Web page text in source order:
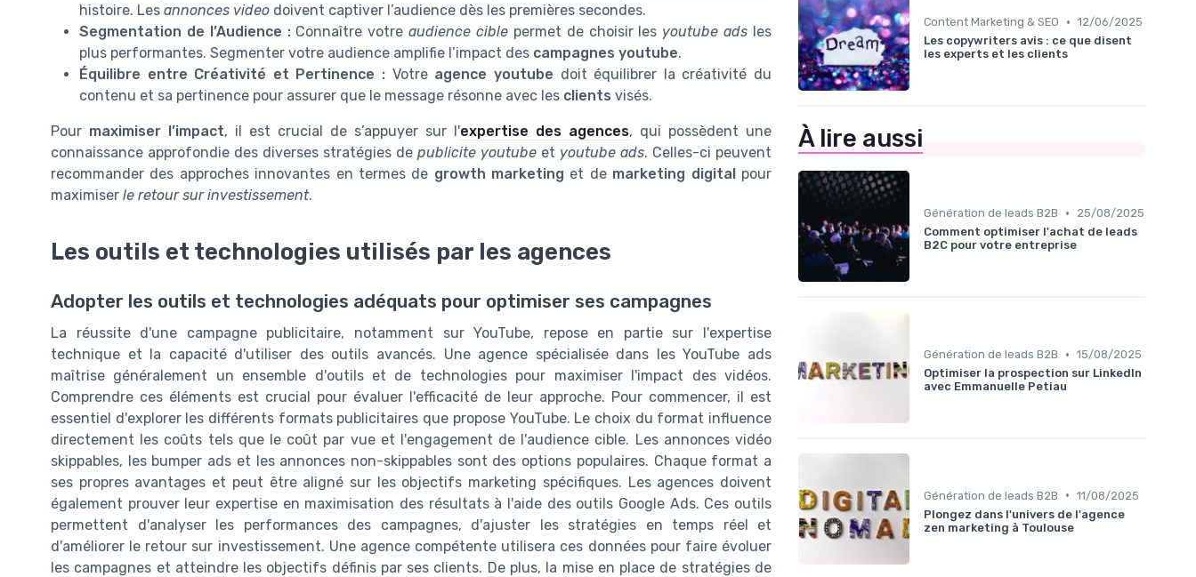
histoire. Les annonces video doivent captiver l’audience dès les premières secondes.
Segmentation de l’Audience : Connaître votreaudience cible permet de choisir les youtube ads les
plus performantes. Segmenter votre audience amplifie l’impact des campagnes youtube.
Équilibre entre Créativité et Pertinence : Votre agence youtube doit équilibrer la créativité du
contenu et sa pertinence pour assurer que le message résonne avec les clients visés.
Pour maximiser l’impact, il est crucial de s’appuyer sur l'expertise des agences, qui possèdent une
connaissance approfondie des diverses stratégies de publicite youtube et youtube ads. Celles-ci peuvent
recommander des approches innovantes en termes de growth marketing et de marketing digitalpour
maximiser le retour sur investissement.
Les outils et technologies utilisés par les agences
Adopter les outils et technologies adéquats pour optimiser ses campagnes
La réussite d'une campagne publicitaire, notamment sur YouTube, repose en partie sur l'expertise
technique et la capacité d'utiliser des outils avancés. Une agence spécialisée dans les YouTube ads
maîtrise généralement un ensemble d'outils et de technologies pour maximiser l'impact des vidéos.
Comprendre ces éléments est crucial pour évaluer l'efficacité de leur approche. Pour commencer, il est
essentiel d'explorer les différents formats publicitaires que propose YouTube. Le choix du format influence
directement les coûts tels que le coût par vue et l'engagement de l'audience cible. Les annonces vidéo
skippables, les bumper ads et les annonces non-skippables sont des options populaires. Chaque format a
ses propres avantages et peut être aligné sur les objectifs marketing spécifiques. Les agences doivent
également prouver leur expertise en maximisation des résultats à l'aide des outils Google Ads. Ces outils
permettent d'analyser les performances des campagnes, d'ajuster les stratégies en temps réel et
d'améliorer le retour sur investissement. Une agence compétente utilisera ces données pour faire évoluer
les campagnes et atteindre les objectifs définis par ses clients. De plus, la mise en place de stratégies de
Content Marketing & SEO • 12/06/2025
Les copywriters avis : ce que disent
les experts et les clients
À lire aussi
Génération de leads B2B •
25/08/2025
Comment optimiser l'achat de leads
B2C pour votre entreprise
Génération de leads B2B • 15/08/2025
Optimiser la prospection sur LinkedIn
avec Emmanuelle Petiau
Génération de leads B2B • 11/08/2025
Plongez dans l'univers de l'agence
zen marketing à Toulouse